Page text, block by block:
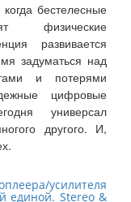
бестелесные
физические
развивается
задуматься над
и потерями
цифровые
универсал
другого. И,
усилителя
единой. Stereo &